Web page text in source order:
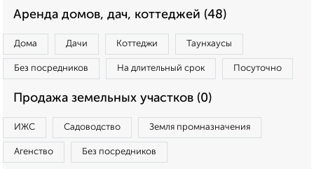
Аренда домов, дач, коттеджей (48)
Дома Дачи Коттеджи Таунхаусы
Без посредников На длительный срок Посуточно
Продажа земельных участков (0)
ИЖС Садоводство Земля промназначения
Агенство Без посредников